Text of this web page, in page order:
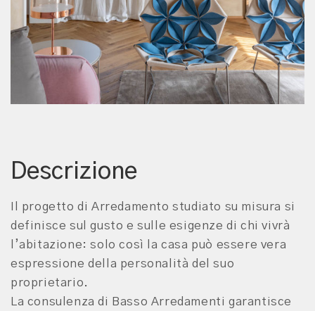
Descrizione
Il progetto di Arredamento studiato su misura si
definisce sul gusto e sulle esigenze di chi vivrà
l’abitazione: solo così la casa può essere vera
espressione della personalità del suo
proprietario.
La consulenza di Basso Arredamenti garantisce